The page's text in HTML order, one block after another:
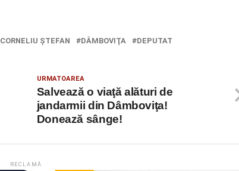
CORNELIU ŞTEFAN DÂMBOVIŢA
DEPUTAT
URMATOAREA
Salvează o viaţă alături de
jandarmii din Dâmboviţa!
Donează sânge!
RECLAMĂ